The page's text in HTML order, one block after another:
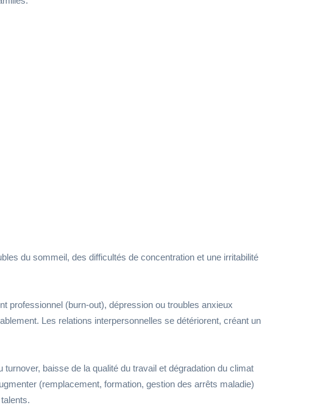
du sommeil, des difficultés de concentration et une irritabilité
professionnel (burn-out), dépression ou troubles anxieux
Les relations interpersonnelles se détériorent, créant un
baisse de la qualité du travail et dégradation du climat
(remplacement, formation, gestion des arrêts maladie)